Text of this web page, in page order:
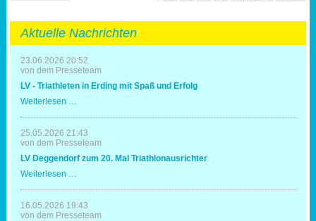
Aktuelle Nachrichten
23.06.2026 20:52
von dem Presseteam
LV - Triathleten in Erding mit Spaß und Erfolg
Weiterlesen …
Triathleten
in
Erding
Spaß
Erfolg
25.05.2026 21:43
von dem Presseteam
LV Deggendorf zum 20. Mal Triathlonausrichter
Weiterlesen …
zum
20.
Mal
16.05.2026 19:43
von dem Presseteam